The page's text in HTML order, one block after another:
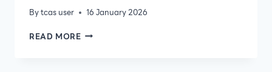
ภาค
การ
Bytcas user
16 January 2026
READ MOREประกาศ